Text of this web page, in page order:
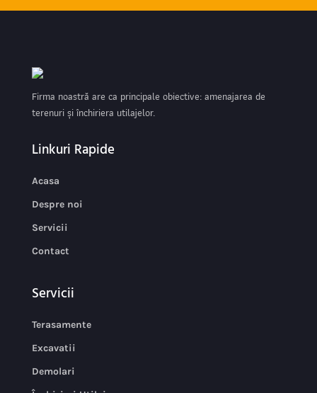
Firma noastră are ca principale obiective: amenajarea de
terenuri și închiriera utilajelor.
Linkuri Rapide
Acasa
Despre noi
Servicii
Contact
Servicii
Terasamente
Excavatii
Demolari